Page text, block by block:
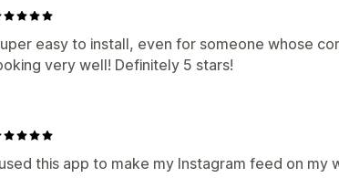
easy to install, even for someone whose
very well! Definitely 5 stars!
this app to make my Instagram feed on my